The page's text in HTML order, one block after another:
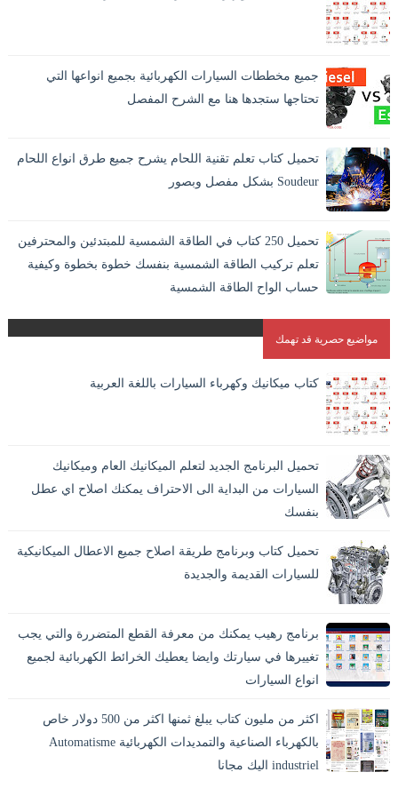
جميع مخططات السيارات الكهربائية بجميع انواعها التي
تحتاجها ستجدها هنا مع الشرح المفصل
تحميل كتاب تعلم تقنية اللحام يشرح جميع طرق انواع اللحام
Soudeur بشكل مفصل وبصور
المستقرة لاندم...تحميل 250 كتاب في الطاقة الشمسية للمبتدئين والمحترفين
تعلم تركيب الطاقة الشمسية بنفسك خطوة بخطوة وكيفية
حساب الواح الطاقة الشمسية
مواضيع حصرية قد تهمك
كتاب ميكانيك وكهرباء السيارات باللغة العربية
تحميل البرنامج الجديد لتعلم الميكانيك العام وميكانيك
السيارات من البداية الى الاحتراف يمكنك اصلاح اي عطل
بنفسك
تحميل كتاب وبرنامج طريقة اصلاح جميع الاعطال الميكانيكية
للسيارات القديمة والجديدة
برنامج رهيب يمكنك من معرفة القطع المتضررة والتي يجب
تغييرها في سيارتك وايضا يعطيك الخرائط الكهربائية لجميع
انواع السيارات
اكثر من مليون كتاب يبلغ ثمنها اكثر من 500 دولار خاص
بالكهرباء الصناعية والتمديدات الكهربائية Automatisme
industriel اليك مجانا